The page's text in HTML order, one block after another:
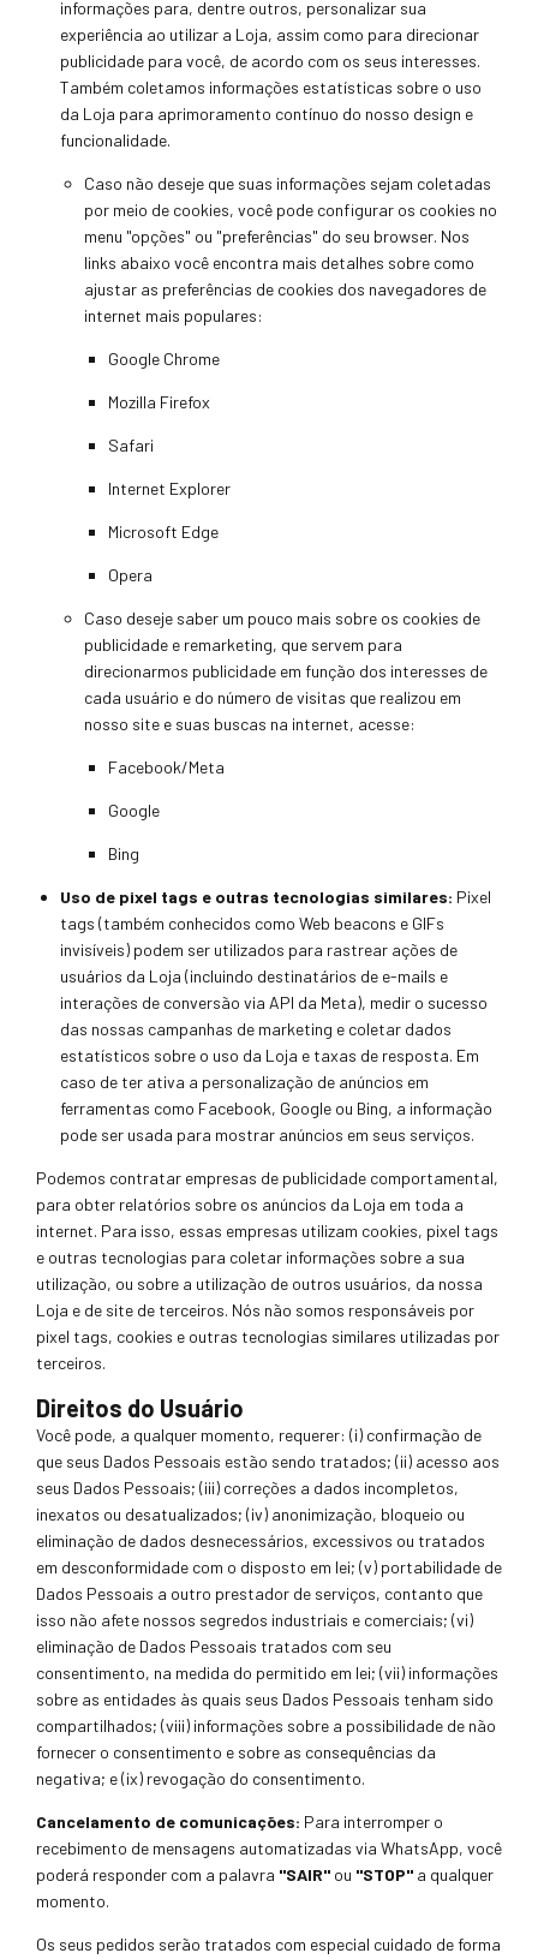
informações para, dentre outros, personalizar sua
experiência ao utilizar a Loja, assim como para direcionar
publicidade para você, de acordo com os seus interesses.
Também coletamos informações estatísticas sobre o uso
da Loja para aprimoramento contínuo do nosso design e
funcionalidade.
Caso não deseje que suas informações sejam coletadas
por meio de cookies, você pode configurar os cookies no
menu "opções" ou "preferências" do seu browser. Nos
links abaixo você encontra mais detalhes sobre como
ajustar as preferências de cookies dos navegadores de
internet mais populares:
Google Chrome
Mozilla Firefox
Safari
Internet Explorer
Microsoft Edge
Opera
Caso deseje saber um pouco mais sobre os cookies de
publicidade e remarketing, que servem para
direcionarmos publicidade em função dos interesses de
cada usuário e do número de visitas que realizou em
nosso site e suas buscas na internet, acesse:
Facebook/Meta
Google
Bing
Uso de pixel tags e outras tecnologias similares: Pixel
tags (também conhecidos como Web beacons e GIFs
invisíveis) podem ser utilizados para rastrear ações de
usuários da Loja (incluindo destinatários de e-mails e
interações de conversão via API da Meta), medir o sucesso
das nossas campanhas de marketing e coletar dados
estatísticos sobre o uso da Loja e taxas de resposta. Em
caso de ter ativa a personalização de anúncios em
ferramentas como Facebook, Google ou Bing, a informação
pode ser usada para mostrar anúncios em seus serviços.
Podemos contratar empresas de publicidade comportamental,
para obter relatórios sobre os anúncios da Loja em toda a
internet. Para isso, essas empresas utilizam cookies, pixel tags
e outras tecnologias para coletar informações sobre a sua
utilização, ou sobre a utilização de outros usuários, da nossa
Loja e de site de terceiros. Nós não somos responsáveis por
pixel tags, cookies e outras tecnologias similares utilizadas por
terceiros.
Direitos do Usuário
Você pode, a qualquer momento, requerer: (i) confirmação de
que seus Dados Pessoais estão sendo tratados; (ii) acesso aos
seus Dados Pessoais; (iii) correções a dados incompletos,
inexatos ou desatualizados; (iv) anonimização, bloqueio ou
eliminação de dados desnecessários, excessivos ou tratados
em desconformidade com o disposto em lei; (v) portabilidade de
Dados Pessoais a outro prestador de serviços, contanto que
isso não afete nossos segredos industriais e comerciais; (vi)
eliminação de Dados Pessoais tratados com seu
consentimento, na medida do permitido em lei; (vii) informações
sobre as entidades às quais seus Dados Pessoais tenham sido
compartilhados; (viii) informações sobre a possibilidade de não
fornecer o consentimento e sobre as consequências da
negativa; e (ix) revogação do consentimento.
Cancelamento de comunicações: Para interromper o
recebimento de mensagens automatizadas via WhatsApp, você
poderá responder com a palavra "SAIR" ou "STOP" a qualquer
momento.
Os seus pedidos serão tratados com especial cuidado de forma